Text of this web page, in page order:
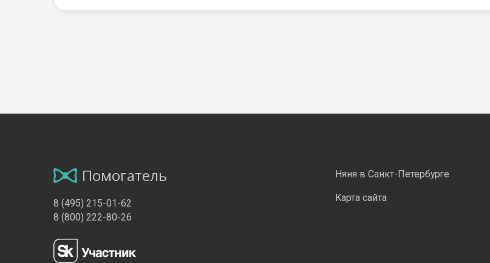
Помогатель
8 (495) 215-01-62
8 (800) 222-80-26
Няня в Санкт-Петербурге
Карта сайта